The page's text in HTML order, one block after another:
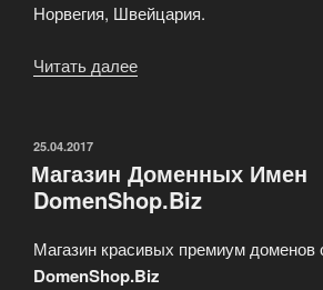
Норвегия, Швейцария.
Читать далее
ОПУБЛИКОВАНО
25.04.2017
Магазин Доменных Имен
DomenShop.Biz
Магазин красивых премиум доменов
DomenShop.Biz